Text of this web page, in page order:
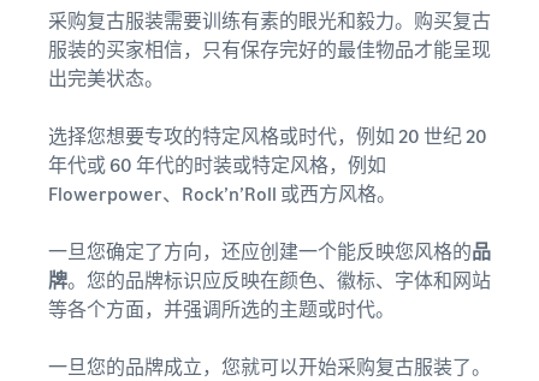
采购复古服装需要训练有素的眼光和毅力。购买复古
服装的买家相信，只有保存完好的最佳物品才能呈现
出完美状态。
选择您想要专攻的特定风格或时代，例如 20 世纪 20
年代或 60 年代的时装或特定风格，例如
Flowerpower、Rock’n’Roll 或西方风格。
一旦您确定了方向，还应创建一个能反映您风格的品
牌。您的品牌标识应反映在颜色、徽标、字体和网站
等各个方面，并强调所选的主题或时代。
一旦您的品牌成立，您就可以开始采购复古服装了。